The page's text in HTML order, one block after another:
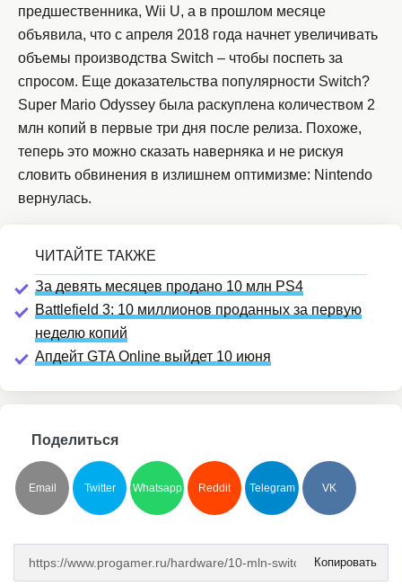
предшественника, Wii U, а в прошлом месяце
объявила, что с апреля 2018 года начнет увеличивать
объемы производства Switch – чтобы поспеть за
спросом. Еще доказательства популярности Switch?
Super Mario Odyssey была раскуплена количеством 2
млн копий в первые три дня после релиза. Похоже,
теперь это можно сказать наверняка и не рискуя
словить обвинения в излишнем оптимизме: Nintendo
вернулась.
За девять месяцев продано 10 млн PS4
Battlefield 3: 10 миллионов проданных за первую
неделю копий
Апдейт GTA Online выйдет 10 июня
Поделиться
Email Twitter Whatsapp Reddit Telegram VK
Копировать